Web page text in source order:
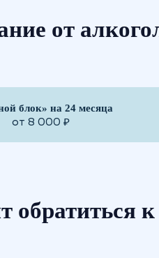
от
блок» на 24 месяца
от 8 000 ₽
обратиться